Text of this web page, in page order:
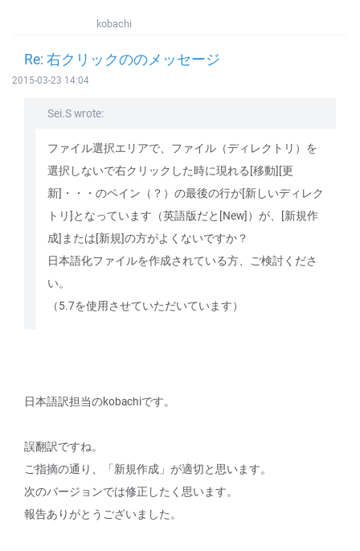
kobachi
Re: 右クリックののメッセージ
2015-03-23 14:04
Sei.S wrote:
ファイル選択エリアで、ファイル（ディレクトリ）を
選択しないで右クリックした時に現れる[移動][更
新]・・・のペイン（？）の最後の行が[新しいディレク
トリ]となっています（英語版だと[New]）が、[新規作
成]または[新規]の方がよくないですか？
日本語化ファイルを作成されている方、ご検討くださ
い。
（5.7を使用させていただいています）
日本語訳担当のkobachiです。
誤翻訳ですね。
ご指摘の通り、「新規作成」が適切と思います。
次のバージョンでは修正したく思います。
報告ありがとうございました。